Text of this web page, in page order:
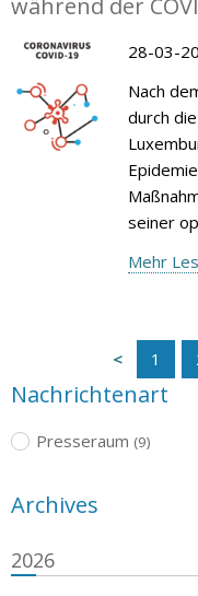
28-03-
Nach
durch
seiner
Mehr
1
Nachrichtenart
Presseraum (9)
Archives
2026